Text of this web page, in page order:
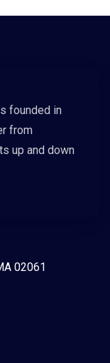
founded in
from
up and down
02061